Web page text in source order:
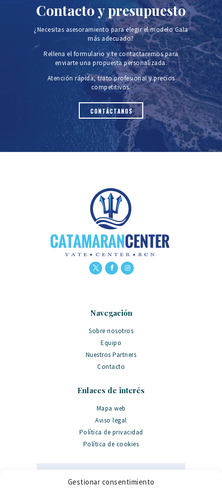
Gestionar consentimiento
Contacto y presupuesto
¿Necesitas asesoramiento para elegir el modelo Gala
más adecuado?
Rellena el formulario y te contactaremos para
enviarte una propuesta personalizada.
Atención rápida, trato profesional y precios
competitivos.
CONTÁCTANOS
Navegación
Sobre nosotros
Equipo
Nuestros Partners
Contacto
Enlaces de interés
Mapa web
Aviso legal
Política de privacidad
Política de cookies